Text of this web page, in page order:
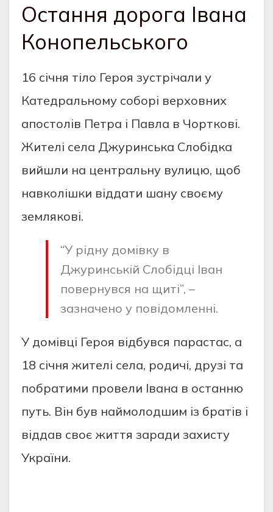
Остання дорога Івана
Конопельського
16 січня тіло Героя зустрічали у
Катедральному соборі верховних
апостолів Петра і Павла в Чорткові.
Жителі села Джуринська Слобідка
вийшли на центральну вулицю, щоб
навколішки віддати шану своєму
землякові.
“У рідну домівку в
Джуринській Слобідці Іван
повернувся на щиті”, –
зазначено у повідомленні.
У домівці Героя відбувся парастас, а
18 січня жителі села, родичі, друзі та
побратими провели Івана в останню
путь. Він був наймолодшим із братів і
віддав своє життя заради захисту
України.